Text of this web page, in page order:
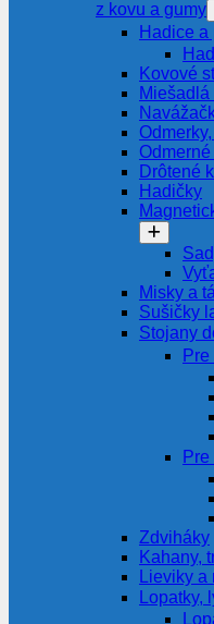
z kovu a gumy
Hadice
Kovové
Miešadlá
Odmerné
Drôtené
Hadičky
Misky a
Sušičky
Stojany
Zdviháky
Kahany,
Lieviky a
Lopatky,